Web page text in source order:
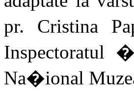
pr. Cristina
Inspectoratul
Na�ional